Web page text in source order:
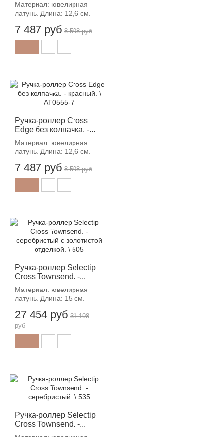
Материал: ювелирная
латунь. Длина: 12,6 см.
7 487 руб 8 508 руб
Ручка-роллер Cross
Edge без колпачка. -...
Материал: ювелирная
латунь. Длина: 12,6 см.
7 487 руб 8 508 руб
Ручка-роллер Selectip
Cross Townsend. -...
Материал: ювелирная
латунь. Длина: 15 см.
27 454 руб
-12%
31 198
руб
Ручка-роллер Selectip
Cross Townsend. -...
-12%